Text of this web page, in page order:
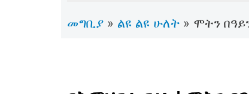
መግቢያ » ልዩ ልዩ ሁለት » ሞትን